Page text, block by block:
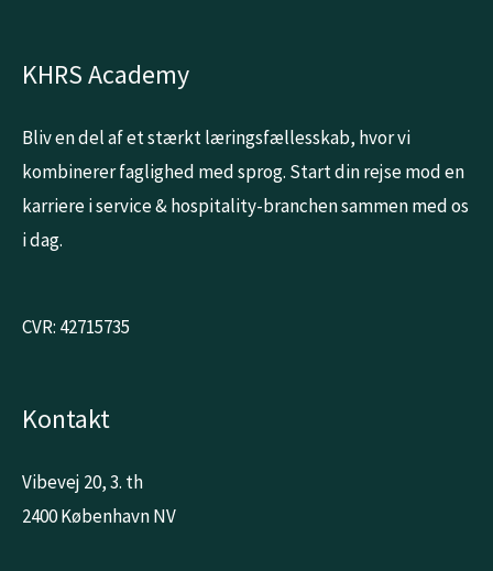
KHRS Academy
Bliv en del af et stærkt læringsfællesskab, hvor vi
kombinerer faglighed med sprog. Start din rejse mod en
karriere i service & hospitality-branchen sammen med os
i dag.
CVR: 42715735
Kontakt
Vibevej 20, 3. th
2400 København NV